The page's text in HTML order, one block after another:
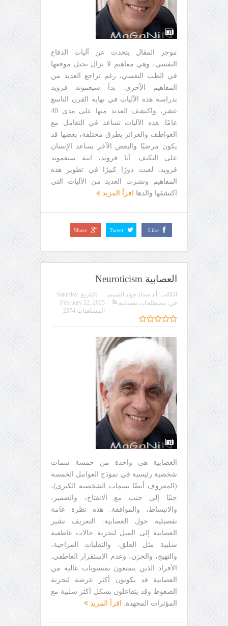
موجز المقال يتحدث عن آليات الدفاع
النفسي، وهي مفاهيم لا تزال تحتل موقعها
في الطب النفسي، رغم تراجع العديد من
المفاهيم الأخرى. بدأ سيغموند فرويد
بدراسة هذه الآليات في نهاية القرن التاسع
عشر، واكتشف العديد منها على مدى 40
عامًا. هذه الآليات تساعد في التعامل مع
العواطف والغرائز بطرق مختلفة، بعضها قد
يكون مرضيًا والبعض الآخر يساعد الإنسان
على التكيف. آنا فرويد، ابنة سيغموند
فرويد، لعبت دورًا كبيرًا في تطوير هذه
المفاهيم ونشرت العديد من الآليات التي
اكتشفها والدها
اقرأ المزيد
Like
Tweet
Share
العصابية Neuroticism
الكاتب: أ.د سداد جواد التميمي التاريخ Saturday,
February 22, 2025
في: مصطلحات نفسانية
المشاهدات 2374
العصابية هي واحدة من خمسة سمات
شخصية رئيسية في نموذج العوامل الخمسة
(المعروف أيضًا بسمات الشخصية الكبرى)،
جنبًا إلى جنب مع الانفتاح، والضمير،
والانبساط، والموافقة. هذه نظرة عامة
تفصيلية حول العصابية: التعريف تشير
العصابية إلى الميل لتجربة حالات عاطفية
سلبية مثل القلق، والتقلبات المزاجية،
والتهيج، والحزن، وعدم الاستقرار العاطفي.
الأفراد الذين يتمتعون بمستويات عالية من
العصابية قد يكونون أكثر عرضة لتجربة
الضغوط وقد يتفاعلون بشكل أكثر سلبية مع
المؤثرات المجهدة. اقرأ المزيد